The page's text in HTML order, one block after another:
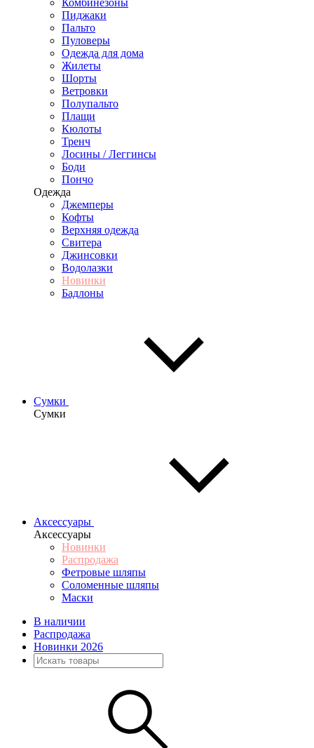
Пиджаки
Пальто
Пуловеры
Одежда для дома
Жилеты
Шорты
Ветровки
Полупальто
Плащи
Кюлоты
Тренч
Лосины / Леггинсы
Боди
Пончо
Одежда
Джемперы
Кофты
Верхняя одежда
Свитера
Джинсовки
Водолазки
Новинки
Бадлоны
Сумки
Сумки
Аксессуары
Аксессуары
Новинки
Распродажа
Фетровые шляпы
Соломенные шляпы
Маски
В наличии
Распродажа
Новинки 2026